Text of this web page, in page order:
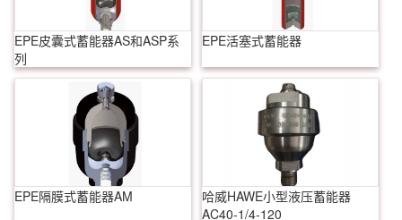
EPE皮囊式蓄能器AS和ASP系
列
EPE活塞式蓄能器
EPE隔膜式蓄能器AM
哈威HAWE小型液压蓄能器
AC40-1/4-120